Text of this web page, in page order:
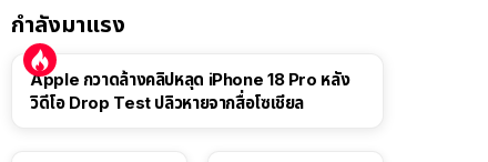
กำลังมาแรง
Apple กวาดล้างคลิปหลุด iPhone 18 Pro หลัง
วิดีโอ Drop Test ปลิวหายจากสื่อโซเชียล